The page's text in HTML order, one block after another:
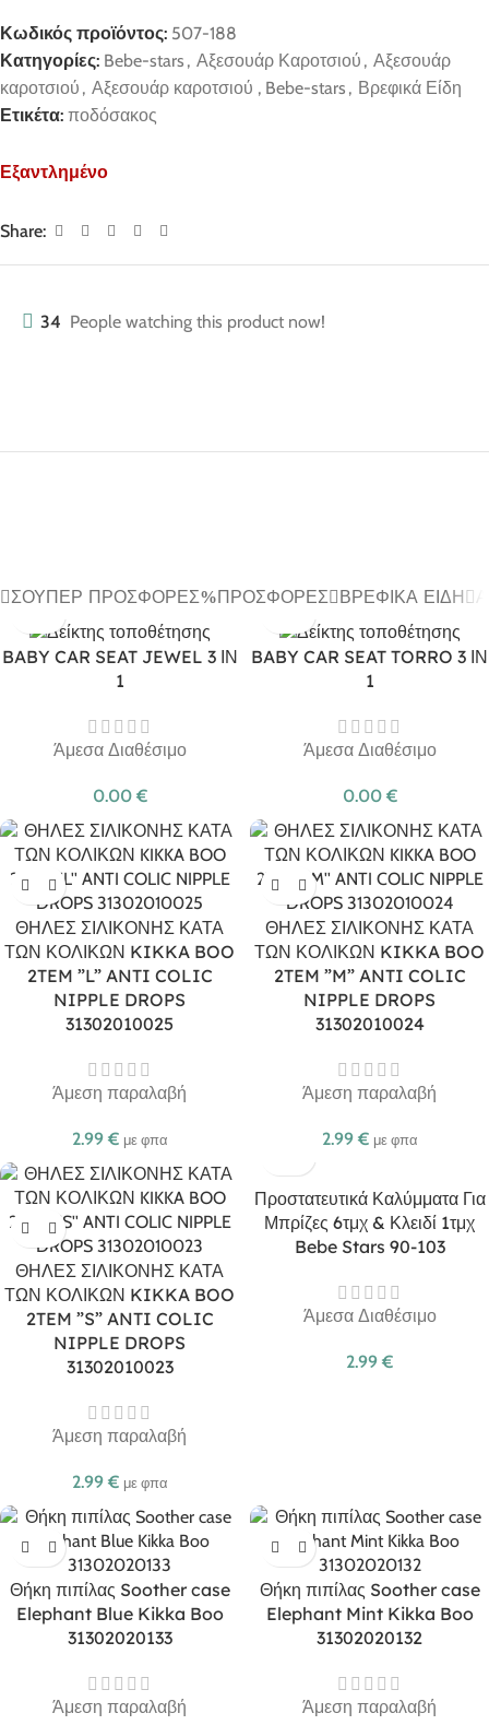
Κωδικός προϊόντος: 507-188
Κατηγορίες: Bebe-stars , Αξεσουάρ Καροτσιού , Αξεσουάρ
καροτσιού , Αξεσουάρ καροτσιού , Bebe-stars , Βρεφικά Είδη
Ετικέτα: ποδόσακος
Εξαντλημένο
Share:
34 People watching this product now!
ΣΟΎΠΕΡ ΠΡΟΣΦΟΡΈΣ ΠΡΟΣΦΟΡΈΣ ΒΡΕΦΙΚΆ ΕΊΔΗ
BABY CAR SEAT JEWEL 3 ΙΝ
1
Άμεσα Διαθέσιμο
0.00 €
BABY CAR SEAT TORRO 3 ΙΝ
1
Άμεσα Διαθέσιμο
0.00 €
ΘΗΛΕΣ ΣΙΛΙΚΟΝΗΣ ΚΑΤΑ
ΤΩΝ ΚΟΛΙΚΩΝ KIKKA BOO
2TEM ”L” ANTI COLIC
NIPPLE DROPS
31302010025
Άμεση παραλαβή
2.99 € με φπα
ΘΗΛΕΣ ΣΙΛΙΚΟΝΗΣ ΚΑΤΑ
ΤΩΝ ΚΟΛΙΚΩΝ KIKKA BOO
2TEM ”M” ANTI COLIC
NIPPLE DROPS
31302010024
Άμεση παραλαβή
2.99 € με φπα
ΘΗΛΕΣ ΣΙΛΙΚΟΝΗΣ ΚΑΤΑ
ΤΩΝ ΚΟΛΙΚΩΝ KIKKA BOO
2TEM ”S” ANTI COLIC
NIPPLE DROPS
31302010023
Άμεση παραλαβή
2.99 € με φπα
Προστατευτικά Καλύμματα Για
Μπρίζες 6τμχ & Κλειδί 1τμχ
Bebe Stars 90-103
Άμεσα Διαθέσιμο
2.99 €
Θήκη πιπίλας Soother case
Elephant Blue Kikka Boo
31302020133
Άμεση παραλαβή
Θήκη πιπίλας Soother case
Elephant Mint Kikka Boo
31302020132
Άμεση παραλαβή